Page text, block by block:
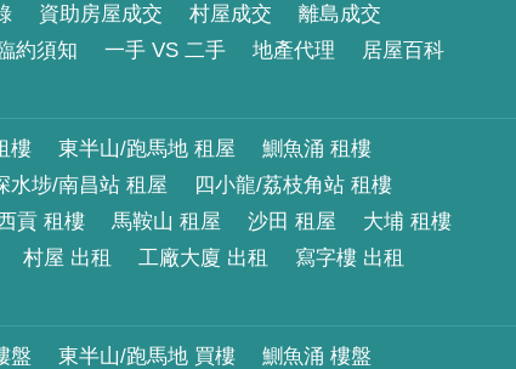
資助房屋成交 村屋成交
離島成交
約須知 一手 VS 二手 地產代理
居屋百科
樓 東半山/跑馬地 租屋
鰂魚涌 租樓
水埗/南昌站 租屋
四小龍/荔枝角站 租樓
貢 租樓 馬鞍山 租屋 沙田 租屋
大埔 租樓
村屋 出租 工廠大廈 出租
寫字樓 出租
盤 東半山/跑馬地 買樓
鰂魚涌 樓盤